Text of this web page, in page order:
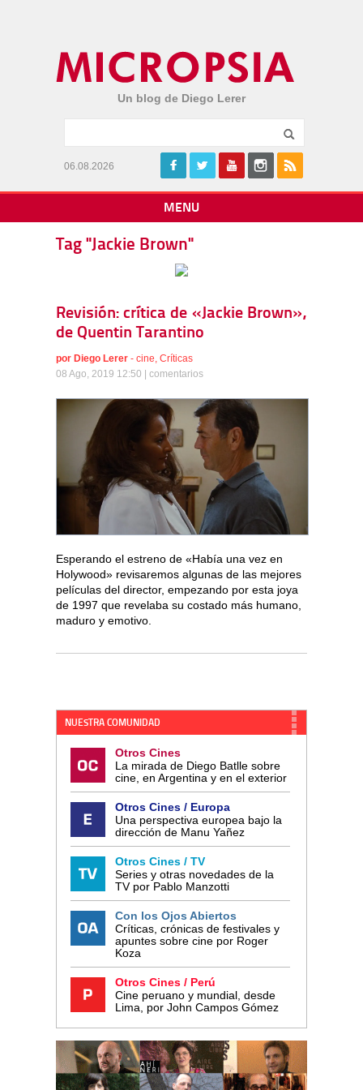
Un blog de Diego Lerer
06.08.2026
MENU
Tag "Jackie Brown"
Revisión: crítica de «Jackie Brown»,
de Quentin Tarantino
por Diego Lerer - cine, Críticas
08 Ago, 2019 12:50 | comentarios
Esperando el estreno de «Había una vez en
Holywood» revisaremos algunas de las mejores
películas del director, empezando por esta joya
de 1997 que revelaba su costado más humano,
maduro y emotivo.
NUESTRA COMUNIDAD
Otros Cines
La mirada de Diego Batlle sobre
cine, en Argentina y en el exterior
Otros Cines / Europa
Una perspectiva europea bajo la
dirección de Manu Yañez
Otros Cines / TV
Series y otras novedades de la
TV por Pablo Manzotti
Con los Ojos Abiertos
Críticas, crónicas de festivales y
apuntes sobre cine por Roger
Koza
Otros Cines / Perú
Cine peruano y mundial, desde
Lima, por John Campos Gómez